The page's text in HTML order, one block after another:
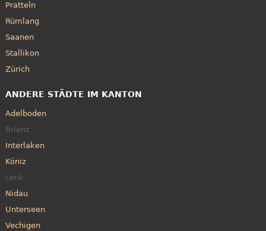
Pratteln
Rümlang
Saanen
Stallikon
Zürich
ANDERE STÄDTE IM KANTON
Adelboden
Brienz
Interlaken
Köniz
Lenk
Nidau
Unterseen
Vechigen